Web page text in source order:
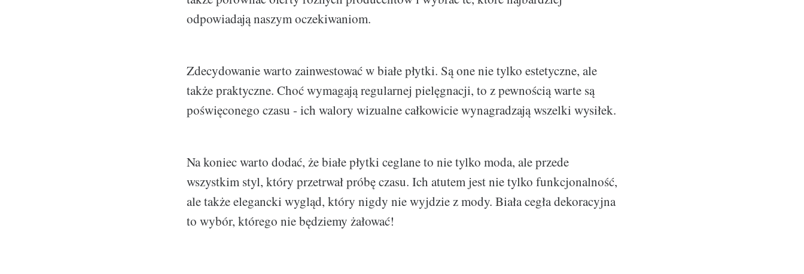
odpowiadają naszym oczekiwaniom.
Zdecydowanie warto zainwestować w białe płytki. Są one nie tylko estetyczne, ale
także praktyczne. Choć wymagają regularnej pielęgnacji, to z pewnością warte są
poświęconego czasu - ich walory wizualne całkowicie wynagradzają wszelki wysiłek.
Na koniec warto dodać, że białe płytki ceglane to nie tylko moda, ale przede
wszystkim styl, który przetrwał próbę czasu. Ich atutem jest nie tylko funkcjonalność,
ale także elegancki wygląd, który nigdy nie wyjdzie z mody. Biała cegła dekoracyjna
to wybór, którego nie będziemy żałować!